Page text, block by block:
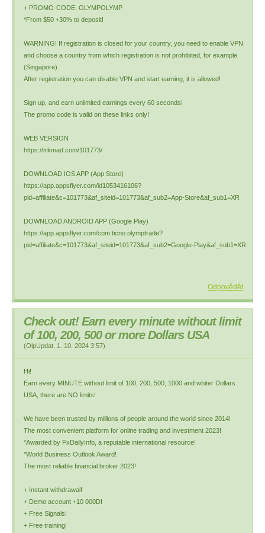
+ PROMO-CODE: OLYMPOLYMP
*From $50 +30% to deposit!
WARNING! If registration is closed for your country, you need to enable VPN
and choose a country from which registration is not prohibited, for example
(Singapore).
After registration you can disable VPN and start earning, it is allowed!
Sign up, and earn unlimited earnings every 60 seconds!
The promo code is valid on these links only!
WEB VERSION
https://trkmad.com/101773/
DOWNLOAD IOS APP (App Store)
https://app.appsflyer.com/id1053416106?
pid=affiliate&c=101773&af_siteid=101773&af_sub2=App-Store&af_sub1=XR
DOWNLOAD ANDROID APP (Google Play)
https://app.appsflyer.com/com.ticno.olymptrade?
pid=affiliate&c=101773&af_siteid=101773&af_sub2=Google-Play&af_sub1=XR
Odpovědět
Check out! Earn every minute without limit
of 100, 200, 500 or more Dollars USA
(OlpUpdat 1. 10. 2024 3:57)
Hi!
Earn every MINUTE without limit of 100, 200, 500, 1000 and whiter Dollars
USA, there are NO limits!
We have been trusted by millions of people around the world since 2014!
The most convenient platform for online trading and investment 2023!
*Awarded by FxDailyInfo, a reputable international resource!
*World Business Outlook Award!
The most reliable financial broker 2023!
+ Instant withdrawal!
+ Demo account +10 000D!
+ Free Signals!
+ Free training!